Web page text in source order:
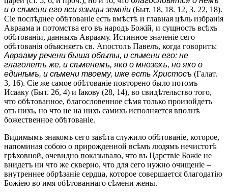
и о сѣмени его вси языцы земніи (Быт. 18, 18. 12, 3. 22, 18).
Сіе послѣднее обѣтованіе есть вмѣстѣ и главная цѣль избранія
Авраама и потомства его въ народъ Божій, и сущность всѣхъ
обѣтованіи, данныхъ Аврааму. Истинное значеніе сего
обѣтованія объясняетъ св. Апостолъ Павелъ, когда говоритъ:
Аврааму речени быша обѣты, и сѣмени его: не
глаголетъ же, и сѣменемъ, яко о мнозехъ, но яко о
единѣмъ, и сѣмени твоему, иже есть Христосъ (Галат.
3, 16). Сіе же самое обѣтованіе повторено было потомъ
Исааку (Быт. 26, 4) и Іакову (28, 14), во свидѣтельство того,
что обѣтованное, благословенное сѣмя только произойдетъ
отъ нихъ, но что не на нихъ самихъ исполняется вполнѣ
божественное обѣтованіе.
Видимымъ знакомъ сего завѣта служило обѣтованіе, которое,
напоминая собою о прирожденной всѣмъ людямъ нечистотѣ
грѣховной, очевидно показывало, что въ Царствіе Божіе не
внидетъ ни что же скверно, что для сего нужно очищеніе –
внутреннее обрѣзаніе сердца, которое совершается благодатію
Божіею во имя обѣтованнаго сѣмени жены.